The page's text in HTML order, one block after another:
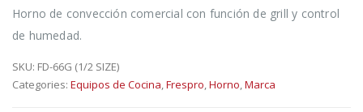
Horno de convección comercial con función de grill y control
de humedad.
SKU: FD-66G (1/2 SIZE)
Categories: Equipos de Cocina,Frespro,Horno,Marca